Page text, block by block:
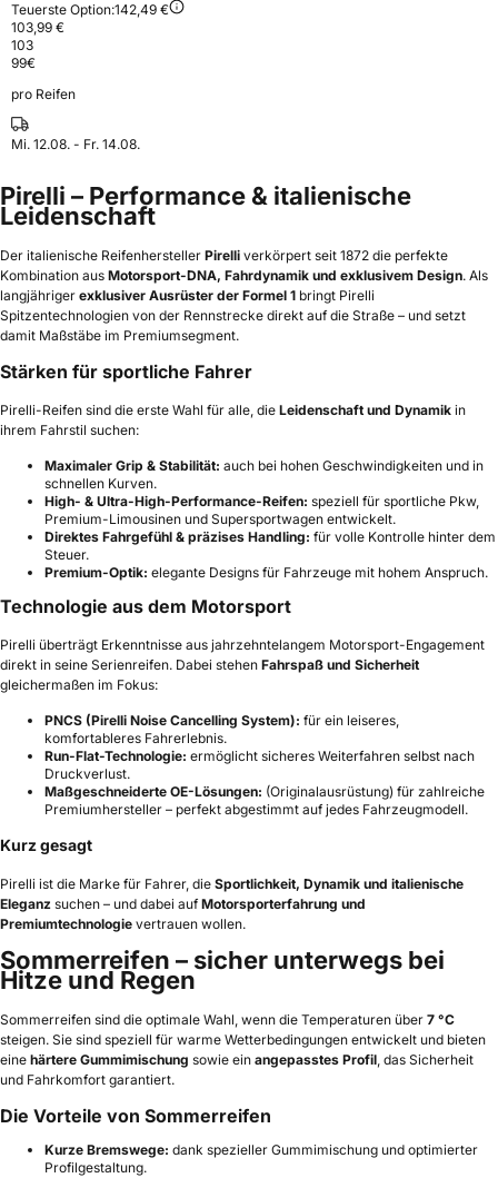
Teuerste Option:142,49 €
103,99 €
103
99€
pro Reifen
Mi. 12.08. - Fr. 14.08.
Pirelli – Performance & italienische
Leidenschaft
Der italienische Reifenhersteller Pirelli verkörpert seit 1872 die perfekte
Kombination aus Motorsport-DNA, Fahrdynamik und exklusivem Design. Als
langjähriger exklusiver Ausrüster der Formel 1 bringt Pirelli
Spitzentechnologien von der Rennstrecke direkt auf die Straße – und setzt
damit Maßstäbe im Premiumsegment.
Stärken für sportliche Fahrer
Pirelli-Reifen sind die erste Wahl für alle, die Leidenschaft und Dynamik in
ihrem Fahrstil suchen:
Maximaler Grip & Stabilität: auch bei hohen Geschwindigkeiten und in
schnellen Kurven.
High- & Ultra-High-Performance-Reifen: speziell für sportliche Pkw,
Premium-Limousinen und Supersportwagen entwickelt.
Direktes Fahrgefühl & präzises Handling: für volle Kontrolle hinter dem
Steuer.
Premium-Optik: elegante Designs für Fahrzeuge mit hohem Anspruch.
Technologie aus dem Motorsport
Pirelli überträgt Erkenntnisse aus jahrzehntelangem Motorsport-Engagement
direkt in seine Serienreifen. Dabei stehen Fahrspaß und Sicherheit
gleichermaßen im Fokus:
PNCS (Pirelli Noise Cancelling System): für ein leiseres,
komfortableres Fahrerlebnis.
Run-Flat-Technologie: ermöglicht sicheres Weiterfahren selbst nach
Druckverlust.
Maßgeschneiderte OE-Lösungen: (Originalausrüstung) für zahlreiche
Premiumhersteller – perfekt abgestimmt auf jedes Fahrzeugmodell.
Kurz gesagt
Pirelli ist die Marke für Fahrer, die Sportlichkeit, Dynamik und italienische
Eleganz suchen – und dabei aufMotorsporterfahrung und
Premiumtechnologie vertrauen wollen.
Sommerreifen – sicher unterwegs bei
Hitze und Regen
Sommerreifen sind die optimale Wahl, wenn die Temperaturen über 7 °C
steigen. Sie sind speziell für warme Wetterbedingungen entwickelt und bieten
eine härtere Gummimischung sowie ein angepasstes Profil, das Sicherheit
und Fahrkomfort garantiert.
Die Vorteile von Sommerreifen
Kurze Bremswege: dank spezieller Gummimischung und optimierter
Profilgestaltung.